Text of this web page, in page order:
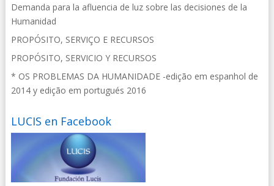
Demanda para la afluencia de luz sobre las decisiones de la
Humanidad
PROPÓSITO, SERVIÇO E RECURSOS
PROPÓSITO, SERVICIO Y RECURSOS
* OS PROBLEMAS DA HUMANIDADE -edição em espanhol de
2014 y edição em portugués 2016
LUCIS en Facebook